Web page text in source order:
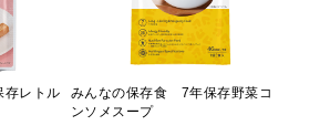
レトル
みんなの保存食 7年保存野菜コ
ンソメスープ